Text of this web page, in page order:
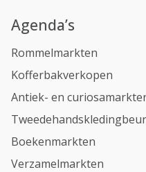
Agenda’s
Rommelmarkten
Kofferbakverkopen
Antiek- en
Boekenmarkten
Verzamelmarkten